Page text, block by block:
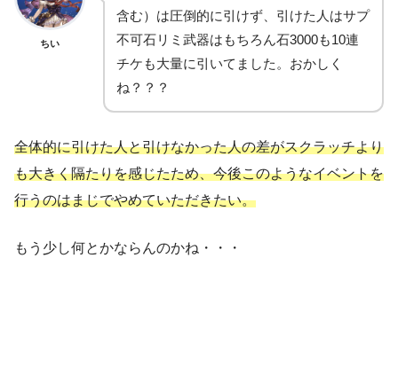
ちい
含む）は圧倒的に引けず、引けた人はサプ
不可石リミ武器はもちろん石3000も10連
チケも大量に引いてました。おかしく
ね？？？
全体的に引けた人と引けなかった人の差がスクラッチより
も大きく隔たりを感じたため、今後このようなイベントを
行うのはまじでやめていただきたい。
もう少し何とかならんのかね・・・